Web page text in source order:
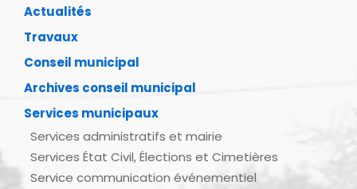
Actualités
Travaux
Conseil municipal
Archives conseil municipal
Services municipaux
Services administratifs et mairie
Services État Civil, Élections et Cimetières
Service communication événementiel